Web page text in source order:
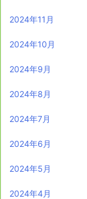
2024年11月
2024年10月
2024年9月
2024年8月
2024年7月
2024年6月
2024年5月
2024年4月